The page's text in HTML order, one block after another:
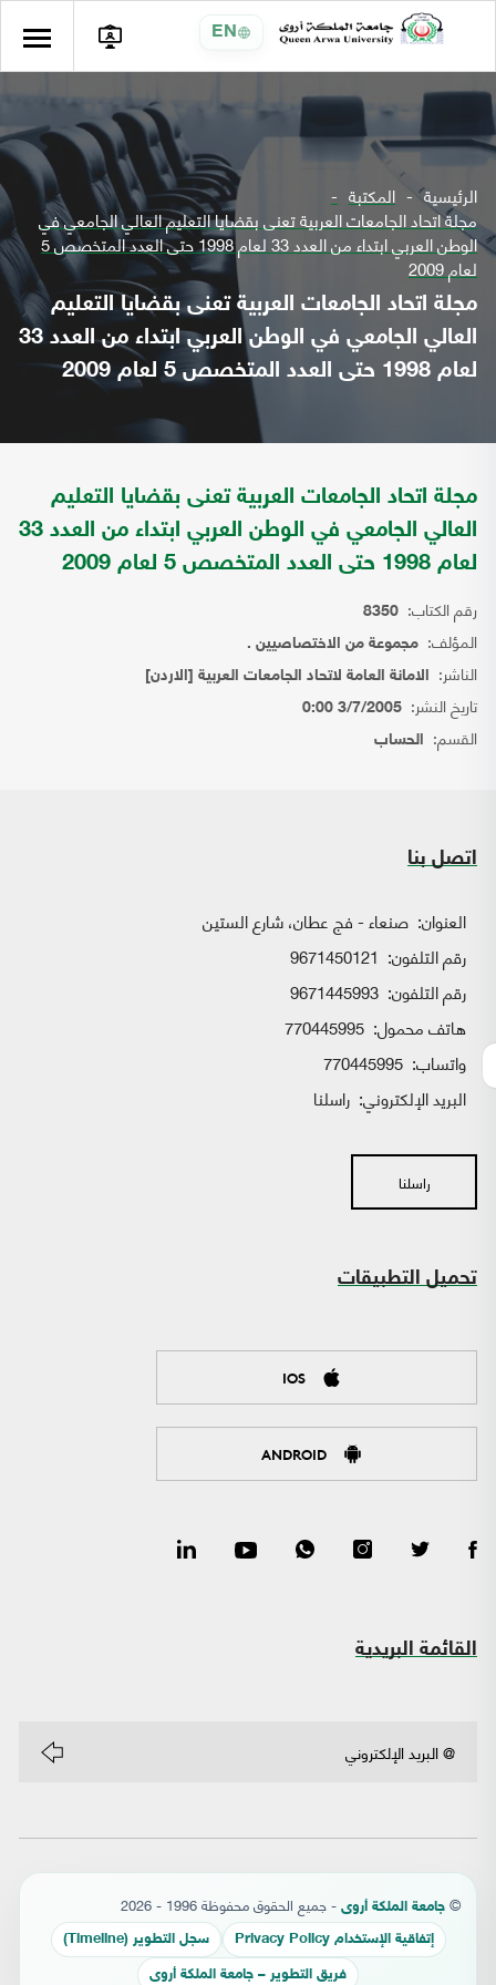
EN
الرئيسية المكتبة
مجلة اتحاد الجامعات العربية تعنى بقضايا التعليم العالي الجامعي في
الوطن العربي ابتداء من العدد 33 لعام 1998 حتى العدد المتخصص 5
لعام 2009
مجلة اتحاد الجامعات العربية تعنى بقضايا التعليم
العالي الجامعي في الوطن العربي ابتداء من العدد 33
لعام 1998 حتى العدد المتخصص 5 لعام 2009
مجلة اتحاد الجامعات العربية تعنى بقضايا التعليم
العالي الجامعي في الوطن العربي ابتداء من العدد 33
لعام 1998 حتى العدد المتخصص 5 لعام 2009
رقم الكتاب: 8350
المؤلف: مجموعة من الاختصاصيين .
الناشر: الامانة العامة لاتحاد الجامعات العربية [الاردن]
تاريخ النشر: 3/7/2005 0:00
القسم: الحساب
اتصل بنا
العنوان: صنعاء - فج عطان، شارع الستين
رقم التلفون: 9671450121
رقم التلفون: 9671445993
هاتف محمول: 770445995
واتساب:
البريد الإلكتروني: راسلنا
راسلنا
تحميل التطبيقات
IOS
ANDROID
القائمة البريدية
© جامعة الملكة أروى - جميع الحقوق محفوظة 1996 - 2026
إتفاقية الإستخدام Privacy Policy سجل التطوير (Timeline)
فريق التطوير – جامعة الملكة أروى